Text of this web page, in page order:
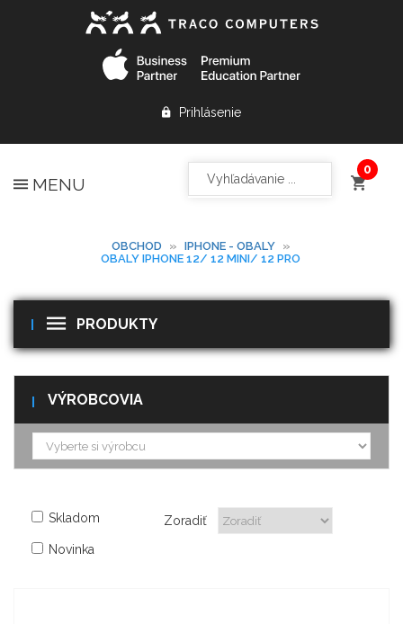
Prihlásenie
MENU
OBCHOD » IPHONE - OBALY
»
OBALY IPHONE 12/ 12 MINI/ 12 PRO
PRODUKTY
VÝROBCOVIA
Skladom
Novinka
Zoradiť